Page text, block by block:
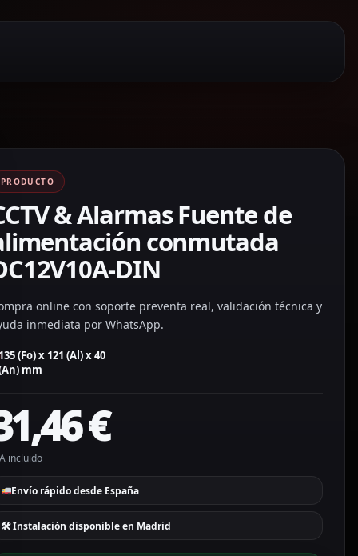
PRODUCTO
& Alarmas Fuente de
conmutada
DIN
online con soporte preventa real, validación técnica y
inmediata por WhatsApp.
(Fo) x 121 (Al) x 40
mm
€
incluido
Envío rápido desde España
🛠 Instalación disponible en Madrid